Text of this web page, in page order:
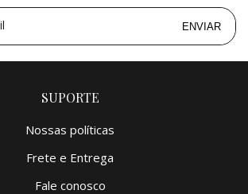
ENVIAR
SUPORTE
Nossas políticas
Frete e Entrega
Fale conosco